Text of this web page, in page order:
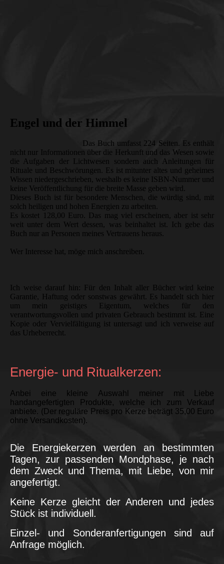
Engel und der Himmel
Das Buch umfasst 224 Seiten. Es enthält
nicht nur Informationen über die Herkunft und das Wesen sowie
die Aufgaben der Lichtwesen sondern auch Anleitungen für
Rituale und Beschwörungen. Es ist mitunter altes und geheimes
Wissen niedergeschrieben, weshalb es keine ISBN-Nummer und
keine Veröffentlichung für die breite Masse geben wird.
Dieses Buch ist für besondere Menschen, die würdig sind, mit
solch heiligen und hohen Energien zu arbeiten.
Es kostet 128,00 Euro. Das mag viel erscheinen, aber ist sehr
weit unter dem Wert dessen, was beinhaltet ist. Ich gebe das
Buch nur an Personen meines Vertrauens heraus.
Wer Interesse hat, möge mich anschreiben.
Ich weise darauf hin: Für den Inhalt aller Bücher wird keine
Garantie, Haftung oder sonstwas gewährt. Es handelt sich hier
um mein geistiges Eigentum, welches für den
verantwortungsvollen und privaten Gebrauch bestimmt ist. Eine
Kopie oder Vervielfältigung ist untersagt und ich verweise auf
das Urheberrecht.
Energie- und Ritualkerzen:
Anbei eine kleine Auswahl meiner mit Liebe
handangefertigten Produkte, welche ich zum Verkauf
anbiete. (Der reguläre Preis pro Kerze beträgt 35,00 Euro
ohne Versandkosten).
Die Energiekerzen werden an bestimmten
Tagen, zur passenden Mondphase, je nach
dem Zweck und Thema, mit Liebe, von mir
angefertigt.
Keine Kerze gleicht der Anderen und jedes
Stück ist individuell.
Einzel- und Sonderanfertigungen sind auf
Anfrage möglich.